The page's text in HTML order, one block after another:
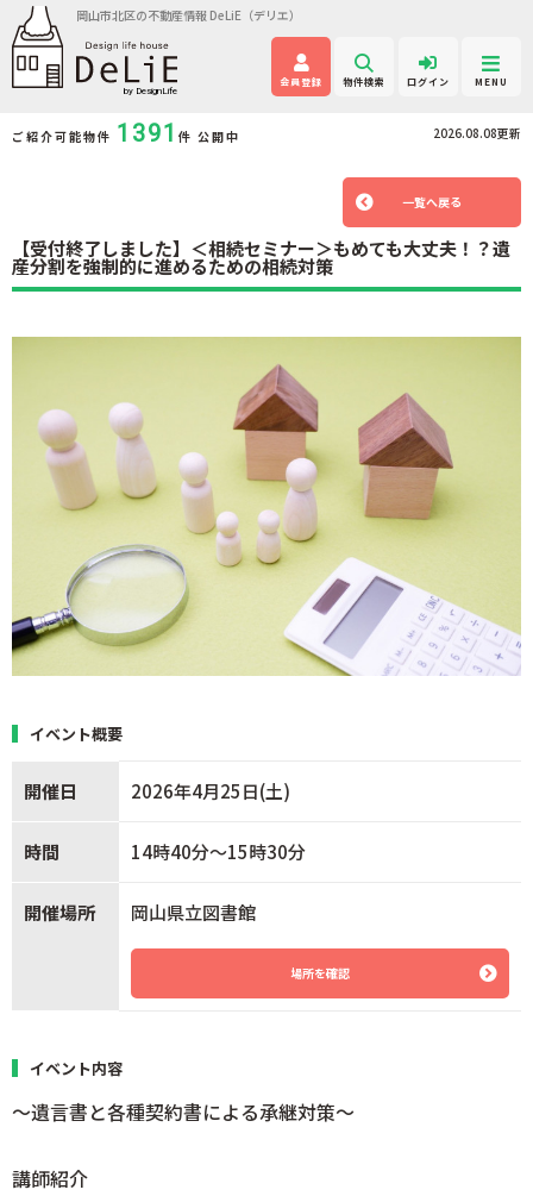
岡山市北区の不動産情報 DeLiE（デリエ）
会員登録 物件検索 ログイン MENU
ご紹介可能物件 1391 件 公開中 2026.08.08更新
一覧へ戻る
【受付終了しました】＜相続セミナー＞もめても大丈夫！？遺
産分割を強制的に進めるための相続対策
イベント概要
開催日 2026年4月25日(土)
時間 14時40分～15時30分
開催場所 岡山県立図書館
場所を確認
イベント内容
〜遺言書と各種契約書による承継対策〜
講師紹介